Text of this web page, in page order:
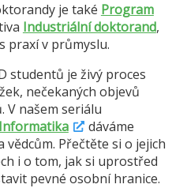
je také Program
Industriální doktorand,
praxí v průmyslu.
studentů je živý proces
nečekaných objevů
V našem seriálu
dáváme
vědcům. Přečtěte si o jejich
i o tom, jak si uprostřed
pevné osobní hranice.